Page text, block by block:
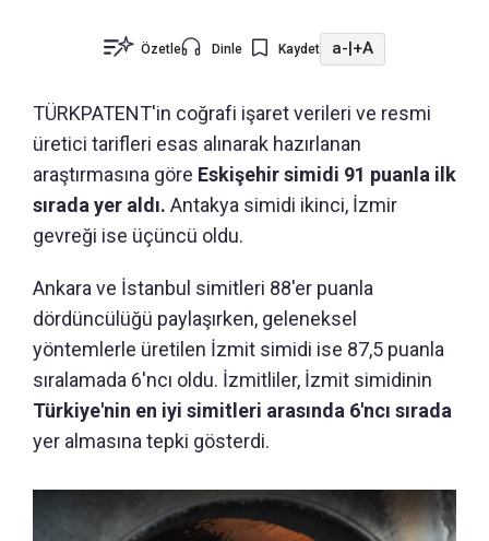
Özetle Dinle Kaydet a-|+A
TÜRKPATENT'in coğrafi işaret verileri ve resmi
üretici tarifleri esas alınarak hazırlanan
araştırmasına göre Eskişehir simidi 91 puanla ilk
sırada yer aldı. Antakya simidi ikinci, İzmir
gevreği ise üçüncü oldu.
Ankara ve İstanbul simitleri 88'er puanla
dördüncülüğü paylaşırken, geleneksel
yöntemlerle üretilen İzmit simidi ise 87,5 puanla
sıralamada 6'ncı oldu. İzmitliler, İzmit simidinin
Türkiye'nin en iyi simitleri arasında 6'ncı sırada
yer almasına tepki gösterdi.